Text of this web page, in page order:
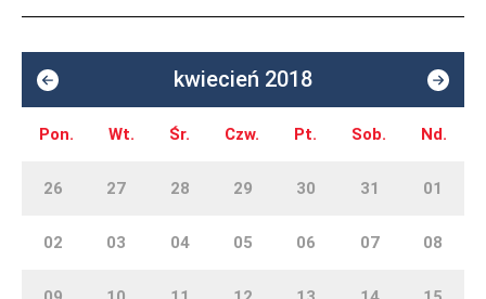
kwiecień 2018
Pon. Wt. Śr. Czw. Pt. Sob. Nd.
26 27 28 29 30 31 01
02 03 04 05 06 07 08